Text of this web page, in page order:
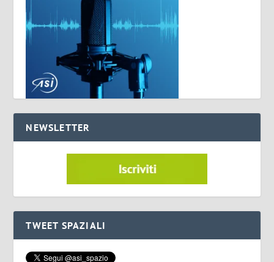
NEWSLETTER
TWEET SPAZIALI